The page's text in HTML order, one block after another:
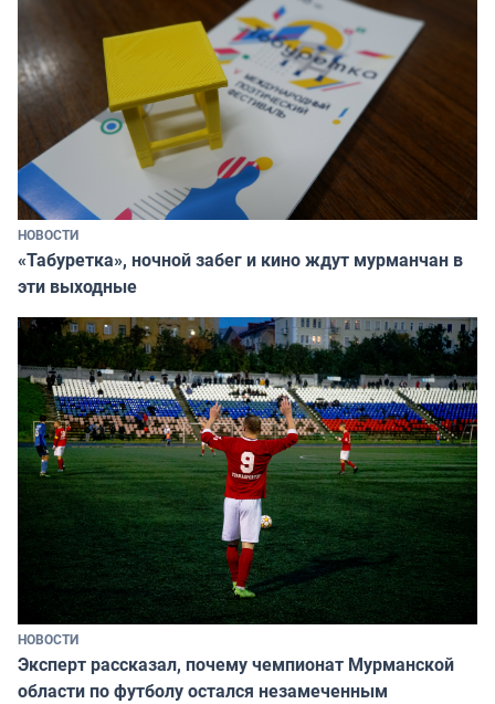
НОВОСТИ
«Табуретка», ночной забег и кино ждут мурманчан в
эти выходные
НОВОСТИ
Эксперт рассказал, почему чемпионат Мурманской
области по футболу остался незамеченным